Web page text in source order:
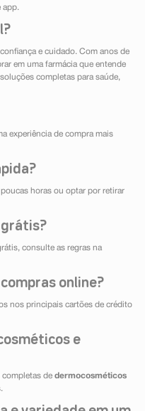
app.
e cuidado. Com anos de
em uma farmácia que entende
completas para saúde,
experiência de compra mais
horas ou optar por retirar
grátis?
consulte as regras na
online?
nos principais cartões de crédito
e
completas de dermocosméticos